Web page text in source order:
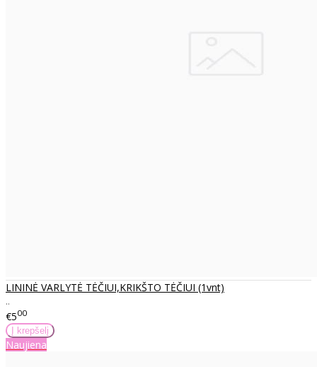
LININĖ VARLYTĖ TĖČIUI,KRIKŠTO TĖČIUI (1vnt)
..
€500
Naujiena